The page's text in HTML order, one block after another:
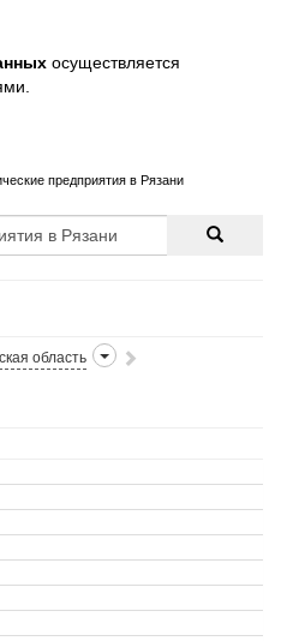
осуществляется
предприятия в Рязани
область